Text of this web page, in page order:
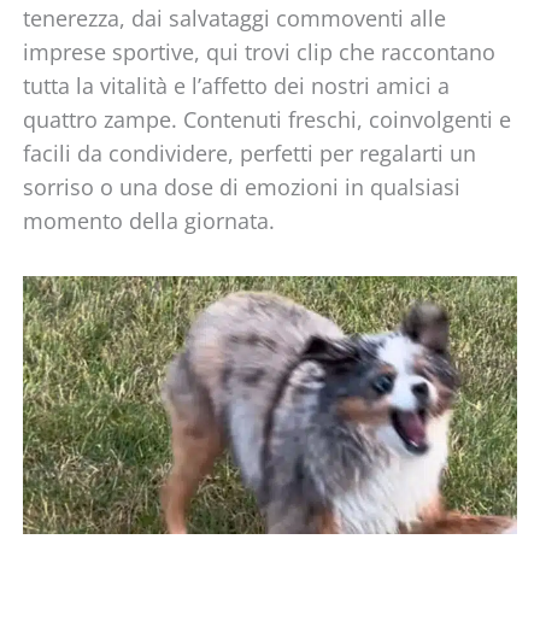
tenerezza, dai salvataggi commoventi alle
imprese sportive, qui trovi clip che raccontano
tutta la vitalità e l’affetto dei nostri amici a
quattro zampe. Contenuti freschi, coinvolgenti e
facili da condividere, perfetti per regalarti un
sorriso o una dose di emozioni in qualsiasi
momento della giornata.
PAGINA
PAGINAPAGINA